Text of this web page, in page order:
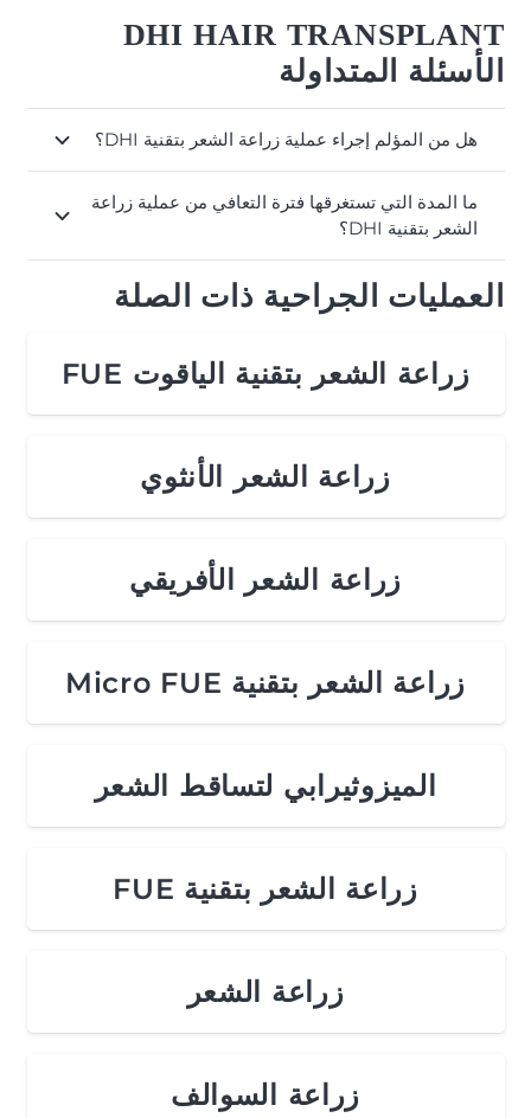
DHI HAIR TRANSPLANT
الأسئلة المتداولة
هل من المؤلم إجراء عملية زراعة الشعر بتقنية DHI؟
ما المدة التي تستغرقها فترة التعافي من عملية زراعة
الشعر بتقنية DHI؟
العمليات الجراحية ذات الصلة
زراعة الشعر بتقنية الياقوت FUE
زراعة الشعر الأنثوي
زراعة الشعر الأفريقي
زراعة الشعر بتقنية Micro FUE
الميزوثيرابي لتساقط الشعر
زراعة الشعر بتقنية FUE
زراعة الشعر
زراعة السوالف